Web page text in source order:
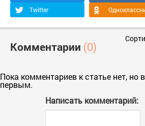
Twitter
Комментарии (0)
Пока комментариев к статье нет, но
первым.
Написать комментарий: